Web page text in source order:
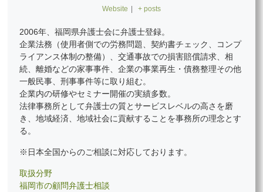
Website | + posts
2006年、福岡県弁護士会に弁護士登録。
企業法務（使用者側での労務問題、契約書チェック、コンプ
ライアンス体制の整備）、交通事故での損害賠償請求、相
続、離婚などの家事事件、企業の事業再生・債務整理その他
一般民事、刑事事件等に取り組む。
企業内の研修やセミナー開催の実績多数。
法律事務所として弁護士の質とサービスレベルの高さを磨
き、地域経済、地域社会に貢献することを事務所の理念とす
る。
※日本全国からのご相談に対応しております。
取扱分野
福岡市の顧問弁護士相談